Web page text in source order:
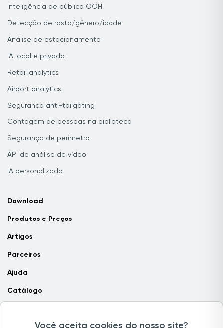
Inteligência de público OOH
Detecção de rosto/gênero/idade
Análise de estacionamento
IA local e privada
Retail analytics
Airport analytics
Segurança anti-tailgating
Contagem de pessoas na biblioteca
Segurança de perímetro
API de análise de vídeo
IA personalizada
Download
Produtos e Preços
Artigos
Parceiros
Ajuda
Catálogo
Você aceita cookies do nosso site?